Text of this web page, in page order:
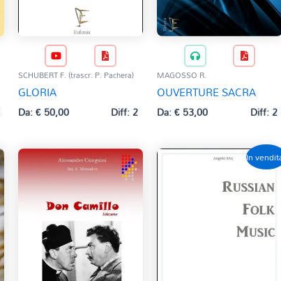
SCHUBERT F. (trascr. P. Pachera)
GLORIA
Da:€50,00 Diff: 2
MAGOSSO R.
OUVERTURE SACRA
Da:€53,00 Diff: 2
In